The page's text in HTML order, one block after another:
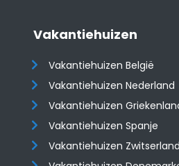
Vakantiehuizen
Vakantiehuizen België
Vakantiehuizen Nederland
Vakantiehuizen
Vakantiehuizen Spanje
​​​​​​​Vakantiehuizen Zwitserland